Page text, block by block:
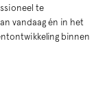
te
vandaag én in het
binnen